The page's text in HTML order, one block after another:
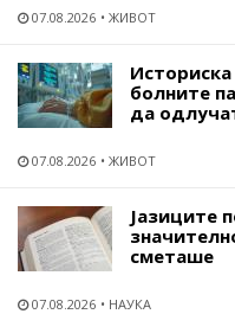
07.08.2026 ЖИВОТ
болните
да
07.08.2026 ЖИВОТ
Јазиците
сметаше
07.08.2026 НАУКА